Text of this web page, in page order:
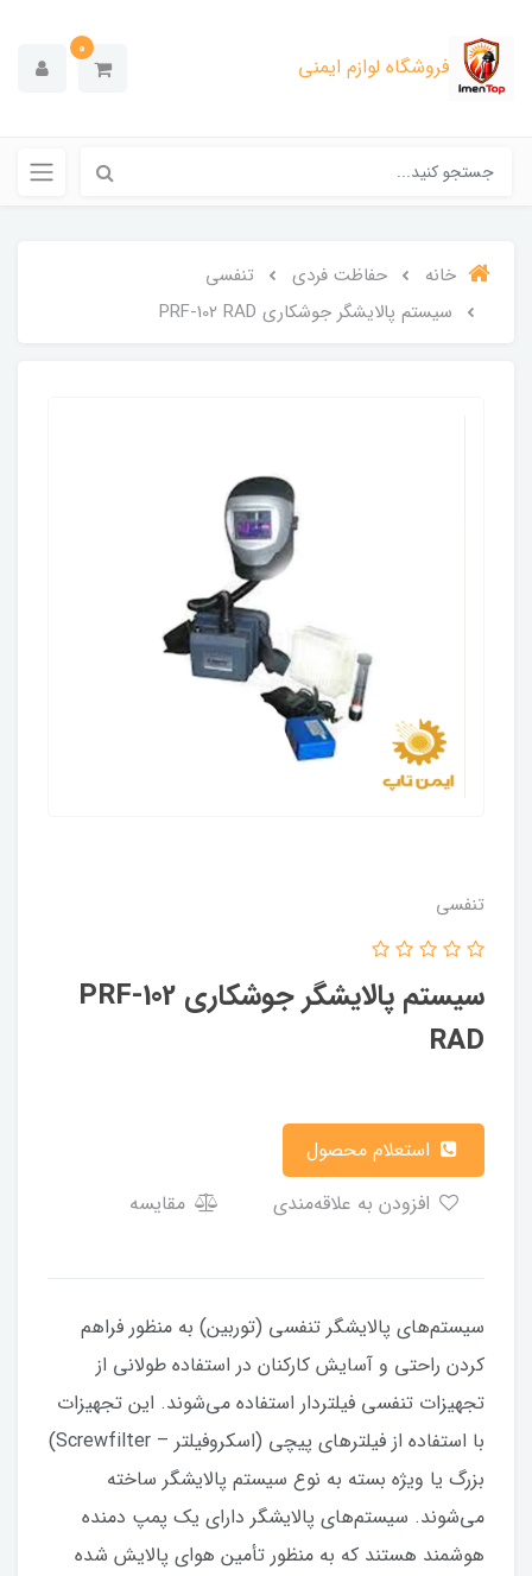
فروشگاه لوازم ایمنی
0
خانه حفاظت فردی
تنفسی
سیستم پالایشگر جوشکاری PRF-102 RAD
تنفسی
سیستم پالایشگر جوشکاری PRF-102
RAD
مقایسه
سیستم‌های پالایشگر تنفسی (توربین) به منظور فراهم
کردن راحتی و آسایش کارکنان در استفاده طولانی از
تجهیزات تنفسی فیلتردار استفاده می‌شوند. این تجهیزات
با استفاده از فیلترهای پیچی (اسکروفیلتر – Screwfilter)
بزرگ یا ویژه بسته به نوع سیستم پالایشگر ساخته
می‌شوند. سیستم‌های پالایشگر دارای یک پمپ دمنده
هوشمند هستند که به منظور تأمین هوای پالایش شده